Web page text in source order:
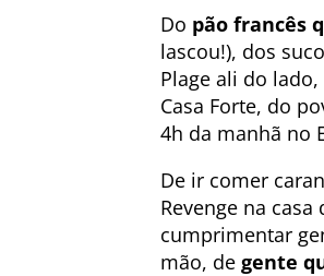
Do pão francês
lascou!), dos
Plage ali do
Casa Forte, do
4h da manhã no
De ir comer
Revenge na
cumprimentar
mão, de gente